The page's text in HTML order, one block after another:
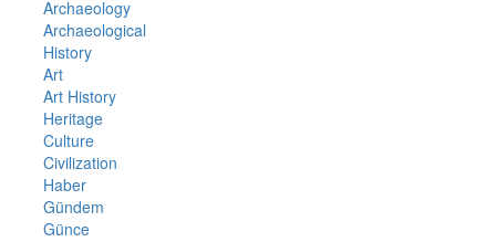
Archaeology
Archaeological
History
Art
Art History
Heritage
Culture
Civilization
Haber
Gündem
Günce